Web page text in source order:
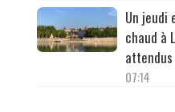
Un jeudi
chaud à
attendus
07:14